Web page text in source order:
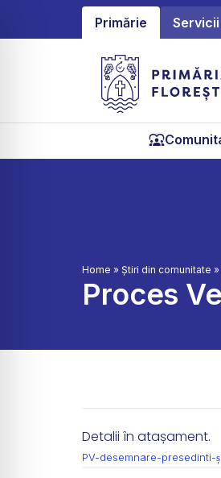
Primărie
Home » Știri din comunitate »
Proces
Detalii în atașament.
PV-desemnare-